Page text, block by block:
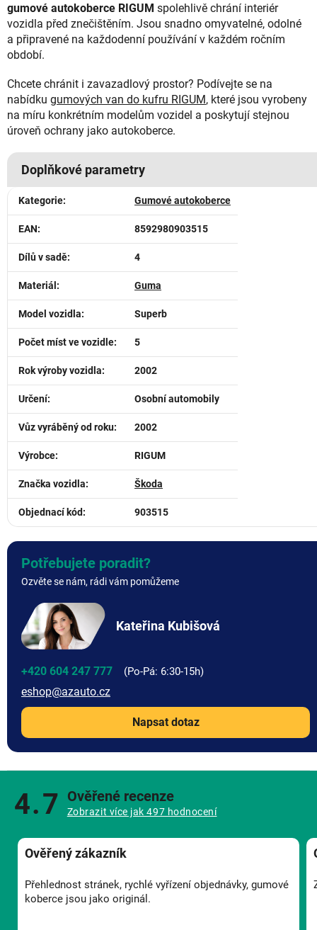
gumové autokoberce RIGUM spolehlivě chrání interiér
vozidla před znečištěním. Jsou snadno omyvatelné, odolné
a připravené na každodenní používání v každém ročním
období.
Chcete chránit i zavazadlový prostor? Podívejte se na
nabídku gumových van do kufru RIGUM, které jsou vyrobeny
na míru konkrétním modelům vozidel a poskytují stejnou
úroveň ochrany jako autokoberce.
Doplňkové parametry
Kategorie: Gumové autokoberce
EAN: 8592980903515
Dílů v sadě: 4
Materiál : Guma
Model vozidla: Superb
Počet míst ve vozidle: 5
Rok výroby vozidla: 2002
Určení: Osobní automobily
Vůz vyráběný od roku: 2002
Výrobce: RIGUM
Značka vozidla: Škoda
Objednací kód: 903515
Potřebujete poradit?
Ozvěte se nám, rádi vám pomůžeme
Kateřina Kubišová
+420 604 247 777
eshop@azauto.cz
Napsat dotaz
4.7 Ověřené recenze
Zobrazit více jak 497 hodnocení
Ověřený zákazník
Přehlednost stránek, rychlé vyřízení objednávky, gumové
koberce jsou jako originál.